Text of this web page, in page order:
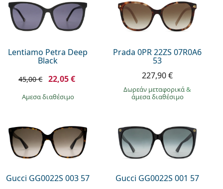
Lentiamo Petra Deep
Black
45,00 € 22,05 €
άμεσα διαθέσιμο
Prada 0PR 22ZS 07R0A6
53
227,90 €
Δωρεάν μεταφορικά&
άμεσα διαθέσιμο
Gucci GG0022S 003 57 Gucci GG0022S 001 57